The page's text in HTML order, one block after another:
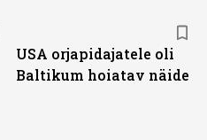
USA orjapidajatele oli
Baltikum hoiatav näide